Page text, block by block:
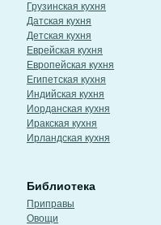
Грузинская кухня
Датская кухня
Детская кухня
Еврейская кухня
Европейская кухня
Египетская кухня
Индийская кухня
Иорданская кухня
Иракская кухня
Ирландская кухня
Библиотека
Приправы
Овощи